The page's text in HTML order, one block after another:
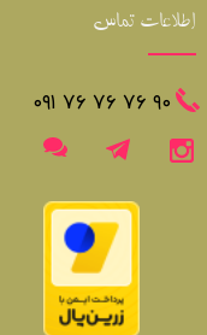
اطلاعات تماس
​​٩٠ ٧۶ ٧۶ ٧۶ ٠٩١